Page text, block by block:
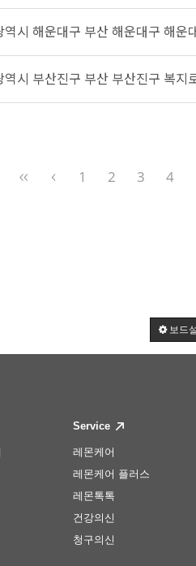
시 해운대구 부산 해운대구 해운
시 부산진구 부산 부산진구 복지
1 2 3 4
보드
Service
레몬케어
레몬케어 플러스
레몬톡톡
건강의신
청구의신